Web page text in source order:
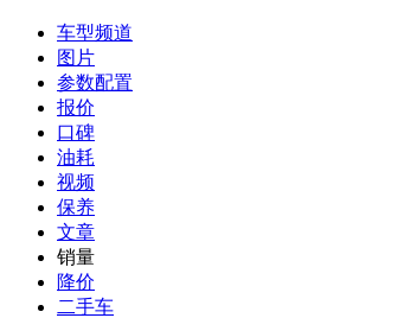
车型频道
图片
参数配置
报价
口碑
油耗
视频
保养
文章
销量
降价
二手车